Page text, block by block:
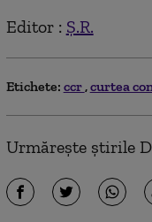
Editor : Ș.R.
Etichete: ccr curtea
Urmărește știrile